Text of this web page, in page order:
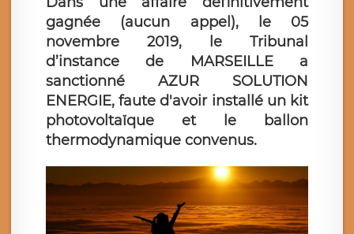
gagnée (aucun appel), le 05
novembre 2019, le Tribunal
d’instance de MARSEILLE a
sanctionné AZUR SOLUTION
ENERGIE, faute d'avoir installé un kit
photovoltaïque et le ballon
thermodynamique convenus.